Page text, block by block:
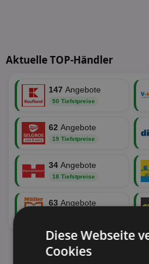
Aktuelle TOP-Händler
147 Angebote
50 Tiefstpreise
62 Angebote
19 Tiefstpreise
34 Angebote
18 Tiefstpreise
63 Angebote
Alle aktuellen
Diese Webseite
Cookies